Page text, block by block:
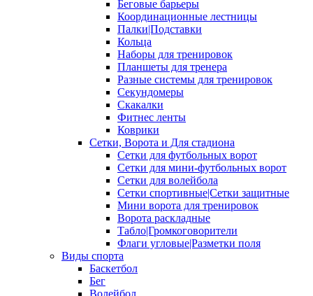
Беговые барьеры
Координационные лестницы
Палки|Подставки
Кольца
Наборы для тренировок
Планшеты для тренера
Разные системы для тренировок
Секундомеры
Скакалки
Фитнес ленты
Коврики
Сетки, Ворота и Для стадиона
Сетки для футбольных ворот
Сетки для мини-футбольных ворот
Сетки для волейбола
Сетки спортивные|Сетки защитные
Мини ворота для тренировок
Ворота раскладные
Табло|Громкоговорители
Флаги угловые|Разметки поля
Виды спорта
Баскетбол
Бег
Волейбол